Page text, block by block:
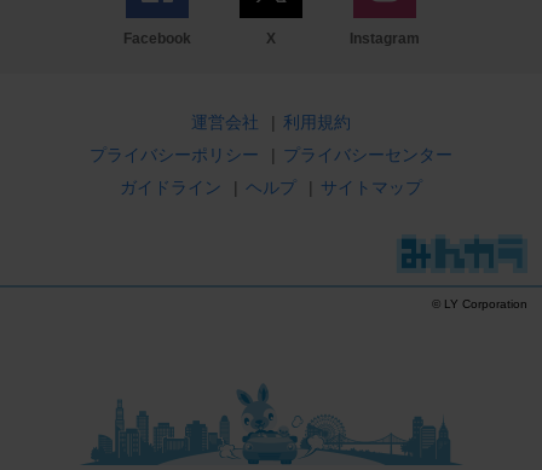
Facebook X Instagram
運営会社 | 利用規約
プライバシーポリシー
| プライバシーセンター
ガイドライン
| ヘルプ | サイトマップ
© LY Corporation